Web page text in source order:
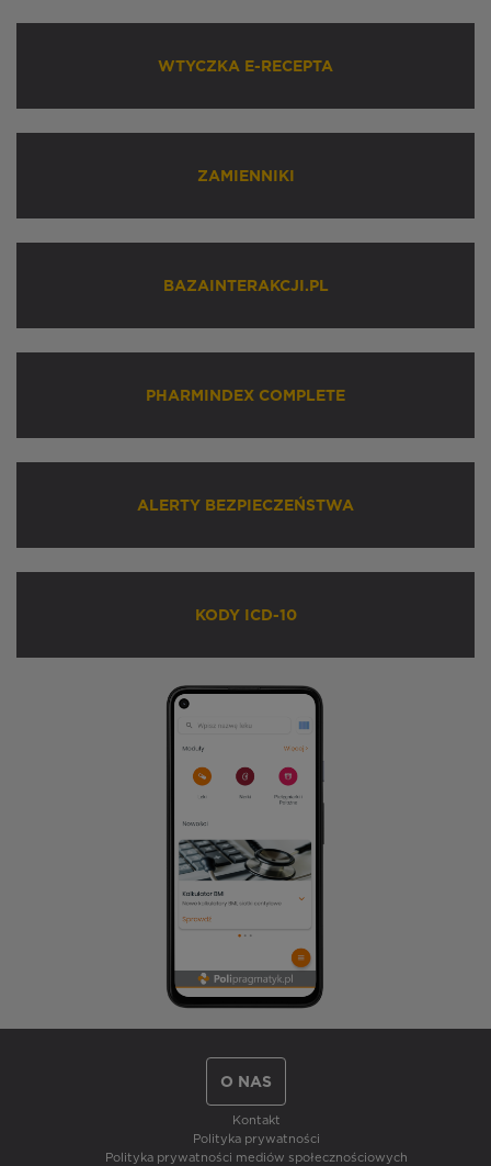
WTYCZKA E-RECEPTA
ZAMIENNIKI
BAZAINTERAKCJI.PL
PHARMINDEX COMPLETE
ALERTY BEZPIECZEŃSTWA
KODY ICD-10
O NAS
Kontakt
Polityka prywatności
Polityka prywatności mediów społecznościowych